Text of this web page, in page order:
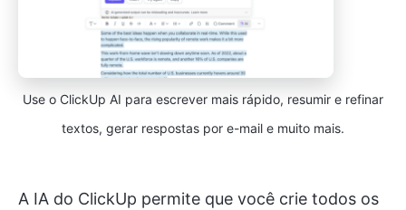
Use o ClickUp AI para escrever mais rápido, resumir e refinar
textos, gerar respostas por e-mail e muito mais.
A IA do ClickUp permite que você crie todos os